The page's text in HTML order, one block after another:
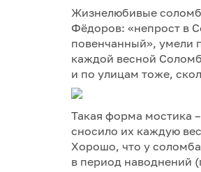
Жизнелюбивые
Фёдоров: «непрост в
повенчанный», умели
каждой весной
и по улицам тоже,
Такая форма мостика
сносило их каждую
Хорошо, что у
в период наводнений